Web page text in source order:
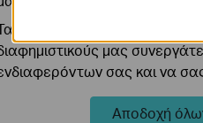
διαφημιστικά cookie
μας
σας και να
Αποδοχή